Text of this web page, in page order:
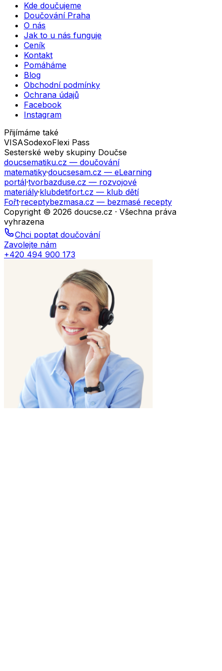
Kde doučujeme
Doučování Praha
O nás
Jak to u nás funguje
Ceník
Kontakt
Pomáháme
Blog
Obchodní podmínky
Ochrana údajů
Facebook
Instagram
Přijímáme také
VISASodexoFlexi Pass
Sesterské weby skupiny Doučse
doucsematiku.cz — doučování
matematiky·doucsesam.cz — eLearning
portál·tvorbazduse.cz — rozvojové
materiály·klubdetifort.cz — klub dětí
Fořt·receptybezmasa.cz — bezmasé recepty
Copyright © 2026 doucse.cz · Všechna práva
vyhrazena
Chci poptat doučování
Zavolejte nám
+420 494 900 173